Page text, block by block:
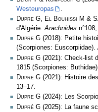
Westeuropas
.
Dupre G, El Bouhissi M &
d'Algérie.Arachnides
Dupre G (2018): Petite
(Scorpiones: Euscorpiidae).
Dupre G (2021): Check-list
1815 (Scorpiones: Buthidae).
Dupre G (2021): Histoire
13–17.
Dupre G (2024): Les
Dupré G (2025): La faune